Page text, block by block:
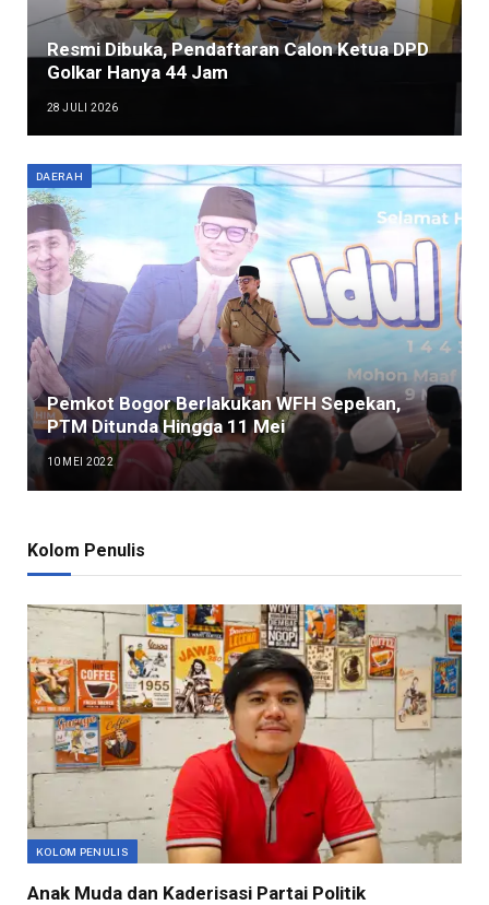
Resmi Dibuka, Pendaftaran Calon Ketua DPD
Golkar Hanya 44 Jam
28 JULI 2026
DAERAH
Pemkot Bogor Berlakukan WFH Sepekan,
PTM Ditunda Hingga 11 Mei
10 MEI 2022
Kolom Penulis
KOLOM PENULIS
Anak Muda dan Kaderisasi Partai Politik